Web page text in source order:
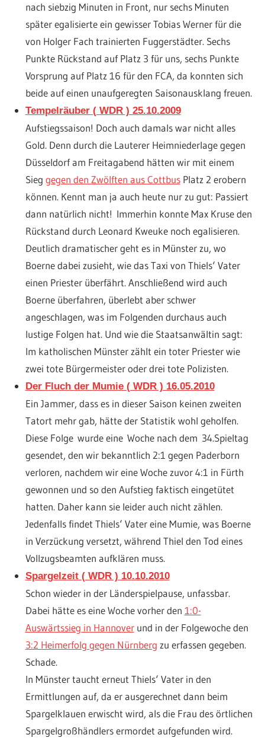
nach siebzig Minuten in Front, nur sechs Minuten
später egalisierte ein gewisser Tobias Werner für die
von Holger Fach trainierten Fuggerstädter. Sechs
Punkte Rückstand auf Platz 3 für uns, sechs Punkte
Vorsprung auf Platz 16 für den FCA, da konnten sich
beide auf einen unaufgeregten Saisonausklang freuen.
Tempelräuber ( WDR ) 25.10.2009
Aufstiegssaison! Doch auch damals war nicht alles
Gold. Denn durch die Lauterer Heimniederlage gegen
Düsseldorf am Freitagabend hätten wir mit einem
Sieg gegen den Zwölften aus CottbusPlatz 2 erobern
können. Kennt man ja auch heute nur zu gut: Passiert
dann natürlich nicht! Immerhin konnte Max Kruse den
Rückstand durch Leonard Kweuke noch egalisieren.
Deutlich dramatischer geht es in Münster zu, wo
Boerne dabei zusieht, wie das Taxi von Thiels‘ Vater
einen Priester überfährt. Anschließend wird auch
Boerne überfahren, überlebt aber schwer
angeschlagen, was im Folgenden durchaus auch
lustige Folgen hat. Und wie die Staatsanwältin sagt:
Im katholischen Münster zählt ein toter Priester wie
zwei tote Bürgermeister oder drei tote Polizisten.
Der Fluch der Mumie ( WDR ) 16.05.2010
Ein Jammer, dass es in dieser Saison keinen zweiten
Tatort mehr gab, hätte der Statistik wohl geholfen.
Diese Folge wurde eine Woche nach dem 34.Spieltag
gesendet, den wir bekanntlich 2:1 gegen Paderborn
verloren, nachdem wir eine Woche zuvor 4:1 in Fürth
gewonnen und so den Aufstieg faktisch eingetütet
hatten. Daher kann sie leider auch nicht zählen.
Jedenfalls findet Thiels‘ Vater eine Mumie, was Boerne
in Verzückung versetzt, während Thiel den Tod eines
Vollzugsbeamten aufklären muss.
Spargelzeit ( WDR ) 10.10.2010
Schon wieder in der Länderspielpause, unfassbar.
Dabei hätte es eine Woche vorher den 1:0-
Auswärtssieg in Hannoverund in der Folgewoche den
3:2 Heimerfolg gegen Nürnberg zu erfassen gegeben.
Schade.
In Münster taucht erneut Thiels‘ Vater in den
Ermittlungen auf, da er ausgerechnet dann beim
Spargelklauen erwischt wird, als die Frau des örtlichen
Spargelgroßhändlers ermordet aufgefunden wird.